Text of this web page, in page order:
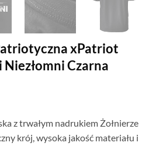
xPatriot
Czarna
z trwałym nadrukiem Żołnierze
krój, wysoka jakość materiału i